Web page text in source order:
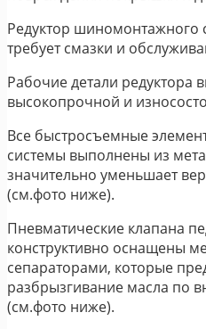
Редуктор шиномонтажного
требует смазки и
Рабочие детали редуктора
высокопрочной и
Все быстросъемные
системы выполнены из
значительно уменьшает
(см.фото ниже).
Пневматические клапана
конструктивно оснащены
сепараторами, которые
разбрызгивание масла по
(см.фото ниже).